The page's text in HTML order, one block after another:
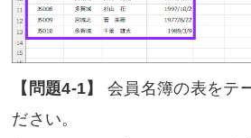
【問題4-1】
会員名簿の表をテ
ださい。